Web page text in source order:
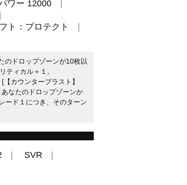
ワー 12000
ト：プロテクト
のドロップゾーンが10枚以
ティカル＋１。
カウンターブラスト】
なたのドロップゾーンか
ード１につき、そのターン
SVR